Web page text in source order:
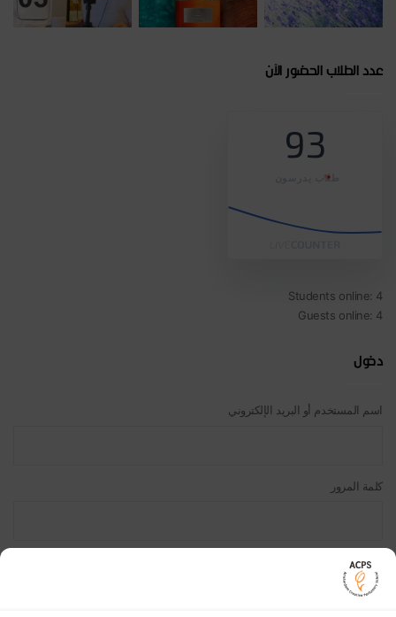
عدد الطلاب الحضور الآن
93
طلاب يدرسون
Students online: 4
Guests online: 4
دخول
اسم المستخدم أو البريد الإلكتروني
كلمة المرور
تذكرني
دخول